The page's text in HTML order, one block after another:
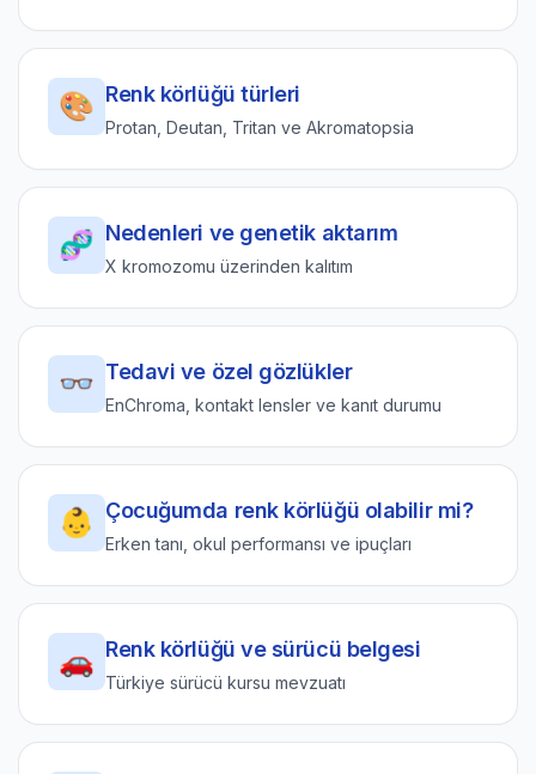
🎨 Renk körlüğü türleri
Protan, Deutan, Tritan ve Akromatopsia
🧬 Nedenleri ve genetik aktarım
X kromozomu üzerinden kalıtım
👓 Tedavi ve özel gözlükler
EnChroma, kontakt lensler ve kanıt durumu
👶 Çocuğumda renk körlüğü olabilir mi?
Erken tanı, okul performansı ve ipuçları
🚗 Renk körlüğü ve sürücü belgesi
Türkiye sürücü kursu mevzuatı